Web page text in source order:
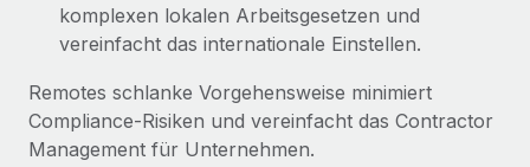
Wie Phiture 55 Mitarbeiter:innen in 19 Ländern
Phiture ist der unumstrittene Marktführer im Bereich der
Wachstumsberatung für mobile Apps. Das...
komplexen lokalen Arbeitsgesetzen und
vereinfacht das internationale Einstellen.
Remotes schlanke Vorgehensweise minimiert
Compliance‑Risiken und vereinfacht das Contractor
Management für Unternehmen.